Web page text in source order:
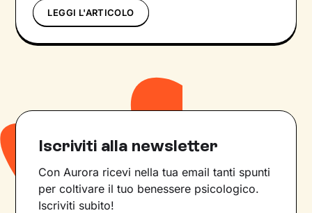
LEGGI L'ARTICOLO
Iscriviti alla newsletter
Con Aurora ricevi nella tua email tanti spunti
per coltivare il tuo benessere psicologico.
Iscriviti subito!